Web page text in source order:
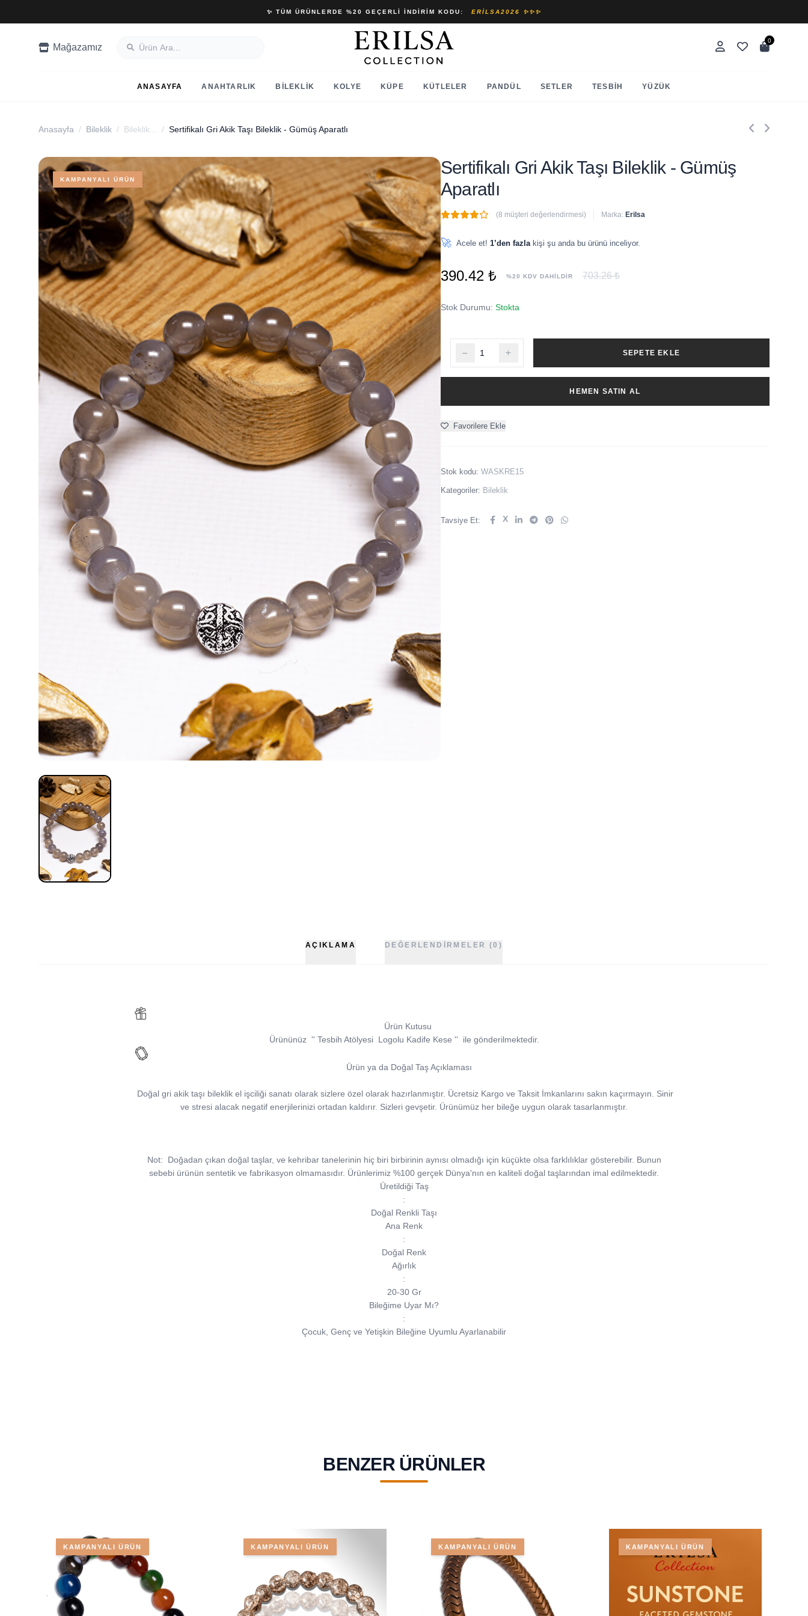
✨ TÜM ÜRÜNLERDE %20 GEÇERLI İNDIRIM KODU: ERILSA2026 ✨✨✨
Mağazamız
0
ANASAYFA ANAHTARLIK BILEKLIK KOLYE KÜPE KÜTLELER PANDÜL SETLER TESBIH YÜZÜK
Anasayfa / Bileklik / Bileklik... / Sertifikalı Gri Akik Taşı Bileklik - Gümüş Aparatlı
KAMPANYALI ÜRÜN
Sertifikalı Gri Akik Taşı Bileklik - Gümüş
Aparatlı
(8 müşteri değerlendirmesi) Marka: Erilsa
🔥
🚀 Acele et! 1’den fazlakişi şu anda bu ürünü inceliyor.
390.42 ₺ %20 KDV DAHİLDİR 703.26 ₺
Stok Durumu: Stokta
SEPETE EKLE
HEMEN SATIN AL
Favorilere Ekle
Stok kodu: WASKRE15
Kategoriler: Bileklik
Tavsiye Et: X
AÇIKLAMA DEĞERLENDIRMELER (0)
Ürün Kutusu
Ürününüz '' Tesbih AtölyesiLogolu Kadife Kese '' ile gönderilmektedir.
Ürün ya da Doğal Taş Açıklaması
Doğal gri akik taşı bileklik el işciliği sanatı olarak sizlere özel olarak hazırlanmıştır. Ücretsiz Kargo ve Taksit İmkanlarını sakın kaçırmayın. Sinir
ve stresi alacak negatif enerjilerinizi ortadan kaldırır. Sizleri gevşetir. Ürünümüz her bileğe uygun olarak tasarlanmıştır.
Not: Doğadan çıkan doğal taşlar, ve kehribar tanelerinin hiç biri birbirinin aynısı olmadığı için küçükte olsa farklılıklar gösterebilir. Bunun
sebebi ürünün sentetik ve fabrikasyon olmamasıdır. Ürünlerimiz %100 gerçek Dünya'nın en kaliteli doğal taşlarından imal edilmektedir.
Üretildiği Taş
:
Doğal Renkli Taşı
Ana Renk
:
Doğal Renk
Ağırlık
:
20-30 Gr
Bileğime Uyar Mı?
:
Çocuk, Genç ve Yetişkin Bileğine Uyumlu Ayarlanabilir
BENZER ÜRÜNLER
KAMPANYALI ÜRÜN KAMPANYALI ÜRÜN KAMPANYALI ÜRÜN KAMPANYALI ÜRÜN